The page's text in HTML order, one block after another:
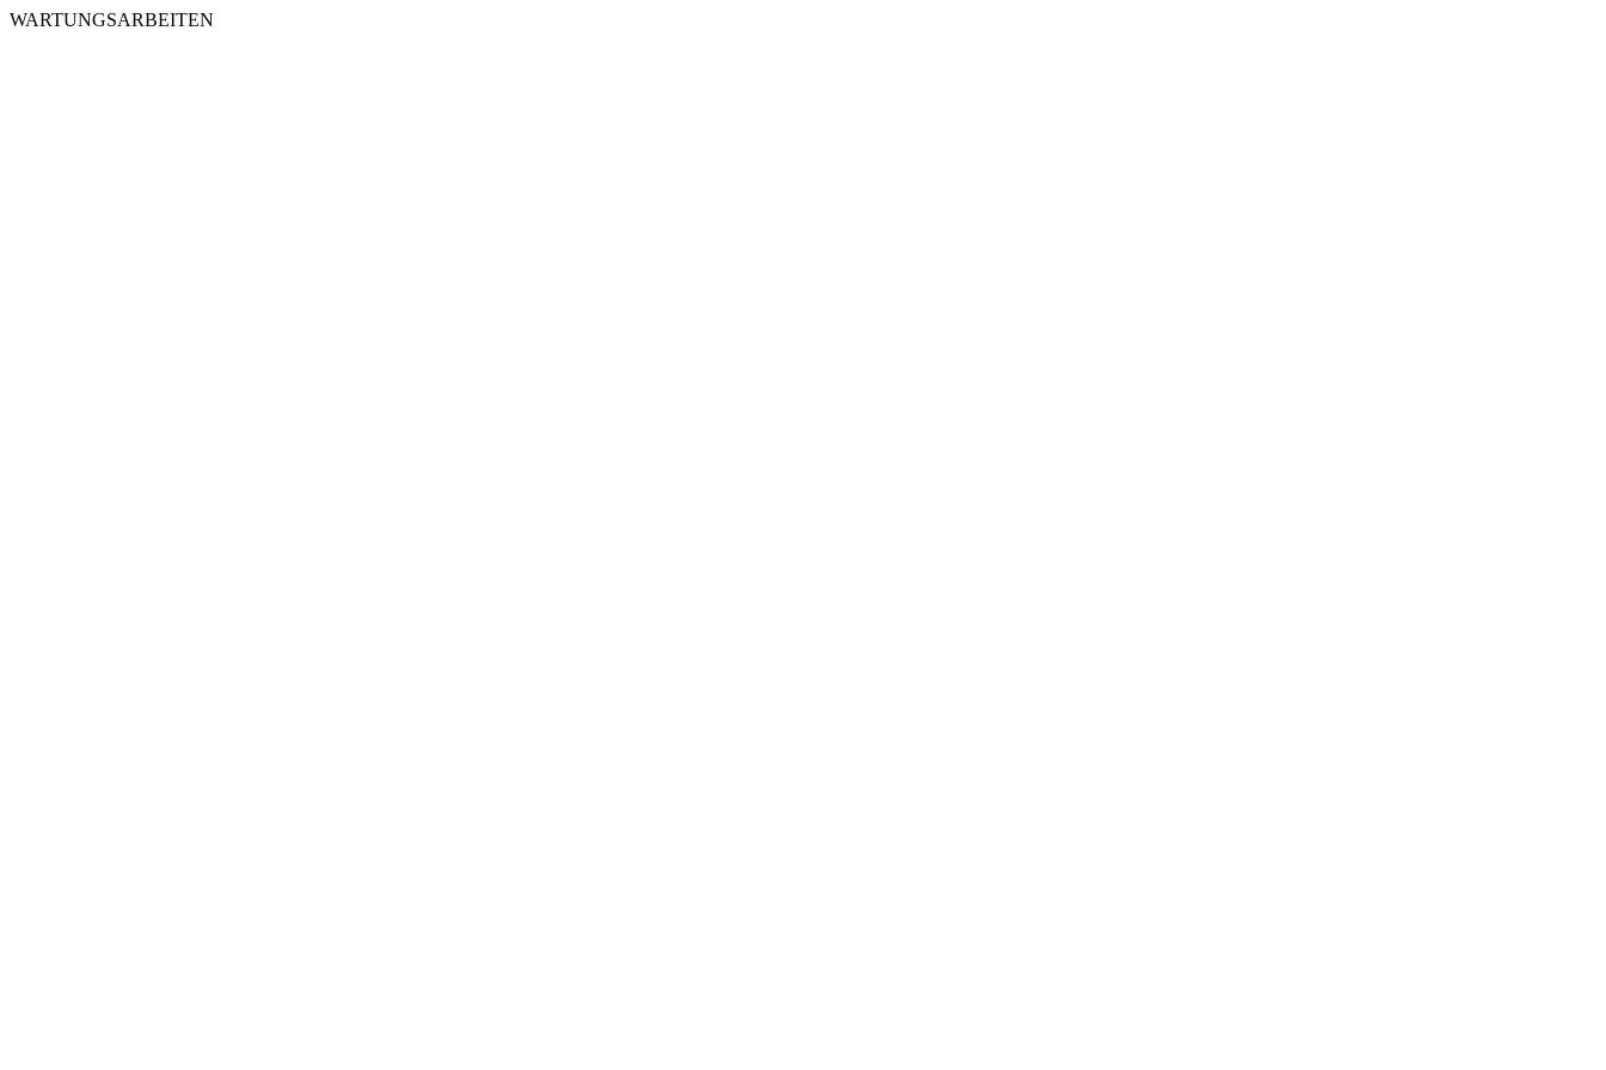
WARTUNGSARBEITEN